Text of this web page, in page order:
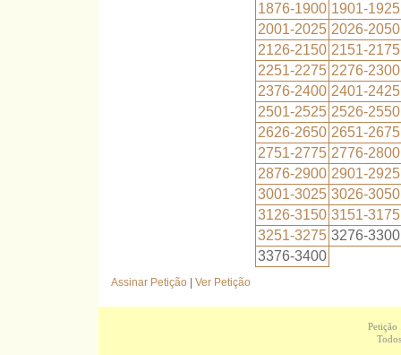
1876-1900 1901-1925
2001-2025 2026-2050
2126-2150 2151-2175
2251-2275 2276-2300
2376-2400 2401-2425
2501-2525 2526-2550
2626-2650 2651-2675
2751-2775 2776-2800
2876-2900 2901-2925
3001-3025 3026-3050
3126-3150 3151-3175
3251-3275 3276-3300
3376-3400
Assinar Petição Ver Petição
Petição